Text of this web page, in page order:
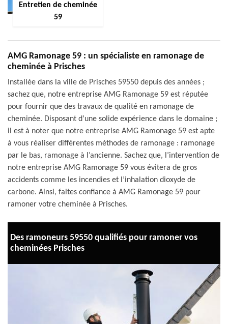
Entretien de cheminée
59
AMG Ramonage 59 : un spécialiste en ramonage de
cheminée à Prisches
Installée dans la ville de Prisches 59550 depuis des années ;
sachez que, notre entreprise AMG Ramonage 59 est réputée
pour fournir que des travaux de qualité en ramonage de
cheminée. Disposant d’une solide expérience dans le domaine ;
il est à noter que notre entreprise AMG Ramonage 59 est apte
à vous réaliser différentes méthodes de ramonage : ramonage
par le bas, ramonage à l’ancienne. Sachez que, l’intervention de
notre entreprise AMG Ramonage 59 vous évitera de gros
accidents comme les incendies et l’inhalation dioxyde de
carbone. Ainsi, faites confiance à AMG Ramonage 59 pour
ramoner votre cheminée à Prisches.
Des ramoneurs 59550 qualifiés pour ramoner vos
cheminées Prisches